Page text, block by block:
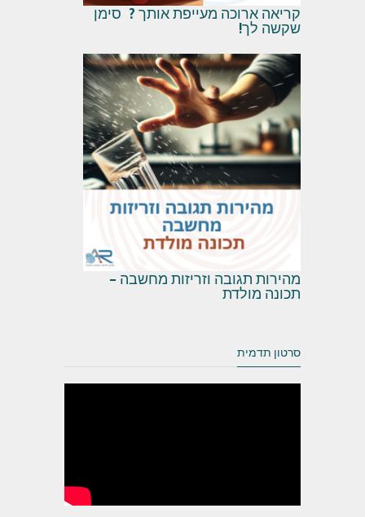
קריאה ארוכה מעייפת אותך ? סימן
שקשה לך!
מהירות תגובה וזריזות מחשבה –
תכונה מולדת
סרטון תדמית